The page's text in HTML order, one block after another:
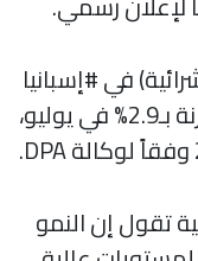
في #إسبانيا
يرتفع إلى 3.3% في أغسطس مقارنة بـ2.9% في يوليو،
تقول إن النمو